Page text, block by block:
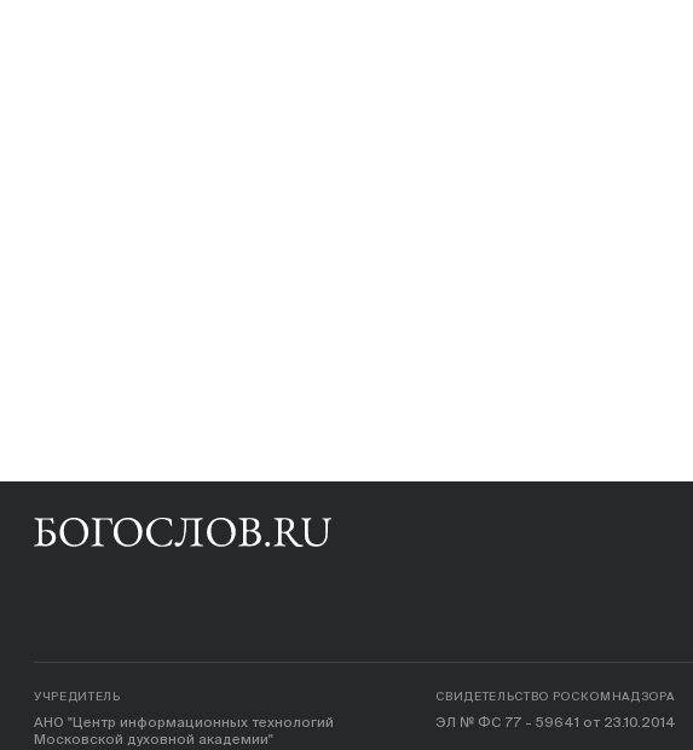
УЧРЕДИТЕЛЬ
АНО "Центр информационных технологий
Московской духовной академии"
СВИДЕТЕЛЬСТВО РОСКОМНАДЗОРА
ЭЛ № ФС 77 - 59641 от 23.10.2014